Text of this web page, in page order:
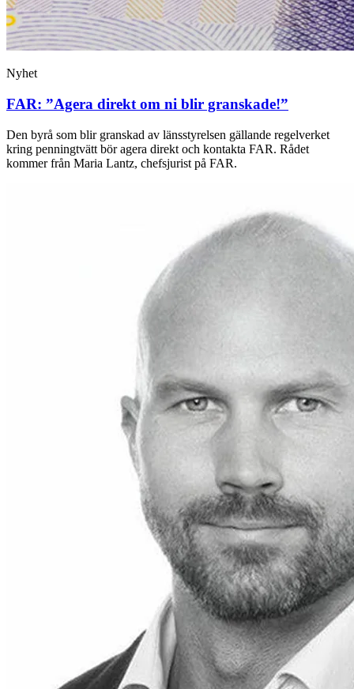
Nyhet
FAR: ”Agera direkt om ni blir granskade!”
Den byrå som blir granskad av länsstyrelsen gällande regelverket
kring penningtvätt bör agera direkt och kontakta FAR. Rådet
kommer från Maria Lantz, chefsjurist på FAR.